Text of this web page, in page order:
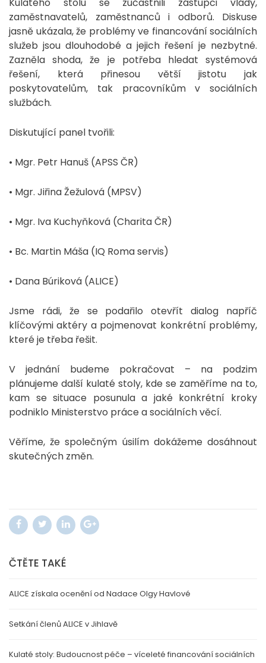
Kulatého stolu se zúčastnili zástupci vlády,
zaměstnavatelů, zaměstnanců i odborů. Diskuse
jasně ukázala, že problémy ve financování sociálních
služeb jsou dlouhodobé a jejich řešení je nezbytné.
Zazněla shoda, že je potřeba hledat systémová
řešení, která přinesou větší jistotu jak
poskytovatelům, tak pracovníkům v sociálních
službách.
Diskutující panel tvořili:
• Mgr. Petr Hanuš (APSS ČR)
• Mgr. Jiřina Žežulová (MPSV)
• Mgr. Iva Kuchyňková (Charita ČR)
• Bc. Martin Máša (IQ Roma servis)
• Dana Búriková (ALICE)
Jsme rádi, že se podařilo otevřít dialog napříč
klíčovými aktéry a pojmenovat konkrétní problémy,
které je třeba řešit.
V jednání budeme pokračovat – na podzim
plánujeme další kulaté stoly, kde se zaměříme na to,
kam se situace posunula a jaké konkrétní kroky
podniklo Ministerstvo práce a sociálních věcí.
Věříme, že společným úsilím dokážeme dosáhnout
skutečných změn.
ČTĚTE TAKÉ
ALICE získala ocenění od Nadace Olgy Havlové
Setkání členů ALICE v Jihlavě
Kulaté stoly: Budoucnost péče – víceleté financování sociálních